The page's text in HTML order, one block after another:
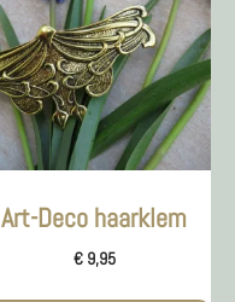
Art-Deco haarklem
€9,95